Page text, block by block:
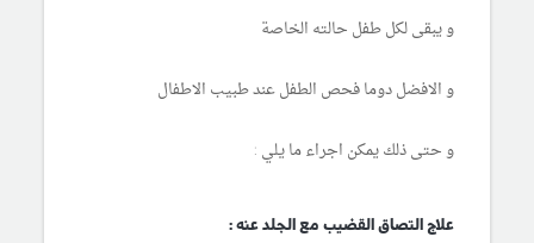
و يبقى لكل طفل حالته الخاصة
و الافضل دوما فحص الطفل عند طبيب الاطفال
و حتى ذلك يمكن اجراء ما يلي :
علاج التصاق القضيب مع الجلد عنه :